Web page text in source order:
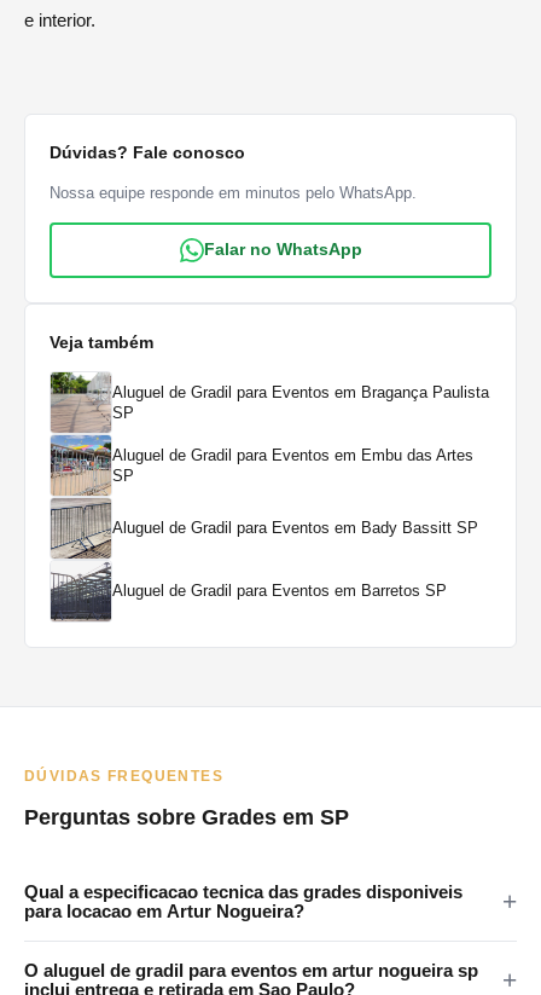
e interior.
Dúvidas? Fale conosco
Nossa equipe responde em minutos pelo WhatsApp.
Falar no WhatsApp
Veja também
Aluguel de Gradil para Eventos em Bragança Paulista
SP
Aluguel de Gradil para Eventos em Embu das Artes
SP
Aluguel de Gradil para Eventos em Bady Bassitt SP
Aluguel de Gradil para Eventos em Barretos SP
DÚVIDAS FREQUENTES
Perguntas sobre Grades em SP
Qual a especificacao tecnica das grades disponiveis
para locacao em Artur Nogueira?
pontos e tratamento anticorrosao. Certificadas para eventos
O aluguel de gradil para eventos em artur nogueira sp
inclui entrega e retirada em Sao Paulo?